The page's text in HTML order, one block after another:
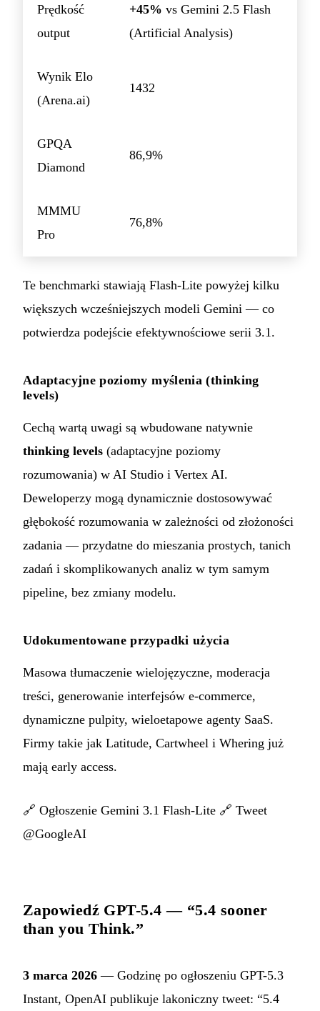
Prędkość
output
+45% vs Gemini 2.5 Flash
(Artificial Analysis)
Wynik Elo
(Arena.ai)
1432
GPQA
Diamond
86,9%
MMMU
Pro
76,8%
Te benchmarki stawiają Flash-Lite powyżej kilku
większych wcześniejszych modeli Gemini — co
potwierdza podejście efektywnościowe serii 3.1.
Adaptacyjne poziomy myślenia (thinking
levels)
Cechą wartą uwagi są wbudowane natywnie
thinking levels (adaptacyjne poziomy
rozumowania) w AI Studio i Vertex AI.
Deweloperzy mogą dynamicznie dostosowywać
głębokość rozumowania w zależności od złożoności
zadania — przydatne do mieszania prostych, tanich
zadań i skomplikowanych analiz w tym samym
pipeline, bez zmiany modelu.
Udokumentowane przypadki użycia
Masowa tłumaczenie wielojęzyczne, moderacja
treści, generowanie interfejsów e-commerce,
dynamiczne pulpity, wieloetapowe agenty SaaS.
Firmy takie jak Latitude, Cartwheel i Whering już
mają early access.
🔗 Ogłoszenie Gemini 3.1 Flash-Lite 🔗 Tweet
@GoogleAI
Zapowiedź GPT-5.4 — “5.4 sooner
than you Think.”
3 marca 2026 — Godzinę po ogłoszeniu GPT-5.3
Instant, OpenAI publikuje lakoniczny tweet: “5.4